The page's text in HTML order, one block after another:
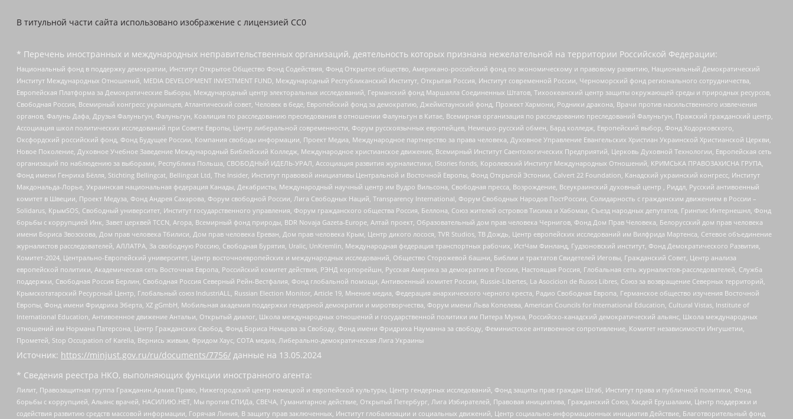
В титульной части сайта использовано изображение с лицензией CC0
* Перечень иностранных и международных неправительственных организаций, деятельность которых признана нежелательной на территории Российской Федерации:
Национальный фонд в поддержку демократии, Институт Открытое Общество Фонд Содействия, Фонд Открытое общество, Американо-российский фонд по экономическому и правовому развитию, Национальный Демократический
Институт Международных Отношений, MEDIA DEVELOPMENT INVESTMENT FUND, Международный Республиканский Институт, Открытая Россия, Институт современной России, Черноморский фонд регионального сотрудничества,
Европейская Платформа за Демократические Выборы, Международный центр электоральных исследований, Германский фонд Маршалла Соединенных Штатов, Тихоокеанский центр защиты окружающей среды и природных ресурсов,
Свободная Россия, Всемирный конгресс украинцев, Атлантический совет, Человек в беде, Европейский фонд за демократию, Джеймстаунский фонд, Прожект Хармони, Родники дракона, Врачи против насильственного извлечения
органов, Фалунь Дафа, Друзья Фалуньгун, Фалуньгун, Коалиция по расследованию преследования в отношении Фалуньгун в Китае, Всемирная организация по расследованию преследований Фалуньгун, Пражский гражданский центр,
Ассоциация школ политических исследований при Совете Европы, Центр либеральной современности, Форум русскоязычных европейцев, Немецко-русский обмен, Бард колледж, Европейский выбор, Фонд Ходорковского,
Оксфордский российский фонд, Фонд Будущее России, Компания свободы информации, Проект Медиа, Международное партнерство за права человека, Духовное Управление Евангельских Христиан Украинской Христианской Церкви,
Новое Поколение, Духовное Учебное Заведение Международный Библейский Колледж, Международное христианское движение, Всемирный Институт Саентологических Предприятий, Церковь Духовной Технологии, Европейская сеть
организаций по наблюдению за выборами, Республика Польша, СВОБОДНЫЙ ИДЕЛЬ-УРАЛ, Ассоциация развития журналистики, IStories fonds, Королевский Институт Международных Отношений, КРИМСЬКА ПРАВОЗАХИСНА ГРУПА,
Фонд имени Генриха Бёлля, Stichting Bellingcat, Bellingcat Ltd, The Insider, Институт правовой инициативы Центральной и Восточной Европы, Фонд Открытой Эстонии, Calvert 22 Foundation, Канадский украинский конгресс, Институт
Макдональда-Лорье, Украинская национальная федерация Канады, Декабристы, Международный научный центр им Вудро Вильсона, Свободная пресса, Возрождение, Всеукраинский духовный центр , Риддл, Русский антивоенный
комитет в Швеции, Проект Медуза, Фонд Андрея Сахарова, Форум свободной России, Лига Свободных Наций, Transparеncy International, Форум Свободных Народов ПостРоссии, Солидарность с гражданским движением в России –
Solidarus, КрымSOS, Свободный университет, Институт государственного управления, Форум гражданского общества Россия, Беллона, Союз жителей островов Тисима и Хабомаи, Съезд народных депутатов, Гринпис Интернешнл, Фонд
борьбы с коррупцией Инк, Завет церквей TCCN, Агора, Всемирный фонд природы, BDR Novaja Gazeta-Europe, Алтай проект, Образовательный дом прав человека Чернигов, Фонд Дом Прав Человека, Белорусский дом прав человека
имени Бориса Звозскова, Дом прав человека Тбилиси, Дом прав человека Ереван, Дом прав человека Крым, Центр дикого лосося, TVR Studios, ТВ Дождь, Центр европейских исследований им Вилфрида Мартенса, Сетевое объединение
журналистов расследователей, АЛЛАТРА, За свободную Россию, Свободная Бурятия, Uralic, UnKremlin, Международная федерация транспортных рабочих, ИстЧам Финланд, Гудзоновский институт, Фонд Демократического Развития,
Комитет-2024, Центрально-Европейский университет, Центр восточноевропейских и международных исследований, Общество Сторожевой башни, Библии и трактатов Свидетелей Иеговы, Гражданский Совет, Центр анализа
европейской политики, Академическая сеть Восточная Европа, Российский комитет действия, РЭНД корпорейшн, Русская Америка за демократию в России, Настоящая Россия, Глобальная сеть журналистов-расследователей, Служба
поддержки, Свободная Россия Берлин, Свободная Россия Северный Рейн-Вестфалия, Фонд глобальной помощи, Антивоенный комитет России, Russie-Libertes, La Asocicion de Rusos Libres, Союз за возвращение Северных территорий,
Крымскотатарский Ресурсный Центр, Глобальный союз IndustriALL, Russian Election Monitor, Article 19, Мнение медиа, Федерация анархического черного креста, Радио Свободная Европа, Германское общество изучения Восточной
Европы, Фонд имени Фридриха Эберта, XZ gGmbH, Мобильная академия поддержки гендерной демократии и миротворчества, Форум имени Льва Копелева, American Councils for International Education, Cultural Vistas, Institute of
International Education, Антивоенное движение Антальи, Открытый диалог, Школа международных отношений и государственной политики им Питера Мунка, Российско-канадский демократический альянс, Школа международных
отношений им Нормана Патерсона, Центр Гражданских Свобод, Фонд Бориса Немцова за Свободу, Фонд имени Фридриха Науманна за свободу, Феминистское антивоенное сопротивление, Комитет независимости Ингушетии,
Прометей, Stop Occupation of Karelia, Вернись живым, Фридом Хаус, СОТА медиа, Либерально-демократическая Лига Украины
Источник: https://minjust.gov.ru/ru/documents/7756/ данные на 13.05.2024
* Сведения реестра НКО, выполняющих функции иностранного агента:
Лилит, Правозащитная группа Гражданин.Армия.Право, Нижегородский центр немецкой и европейской культуры, Центр гендерных исследований, Фонд защиты прав граждан Штаб, Институт права и публичной политики, Фонд
борьбы с коррупцией, Альянс врачей, НАСИЛИЮ.НЕТ, Мы против СПИДа, СВЕЧА, Гуманитарное действие, Открытый Петербург, Лига Избирателей, Правовая инициатива, Гражданский Союз, Хасдей Ерушалаим, Центр поддержки и
содействия развитию средств массовой информации, Горячая Линия, В защиту прав заключенных, Институт глобализации и социальных движений, Центр социально-информационных инициатив Действие, Благотворительный фонд